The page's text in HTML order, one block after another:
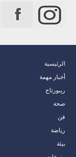
الرئيسية
أخبار مهمة
ريبورتاج
صحة
فن
رياضة
بيئة